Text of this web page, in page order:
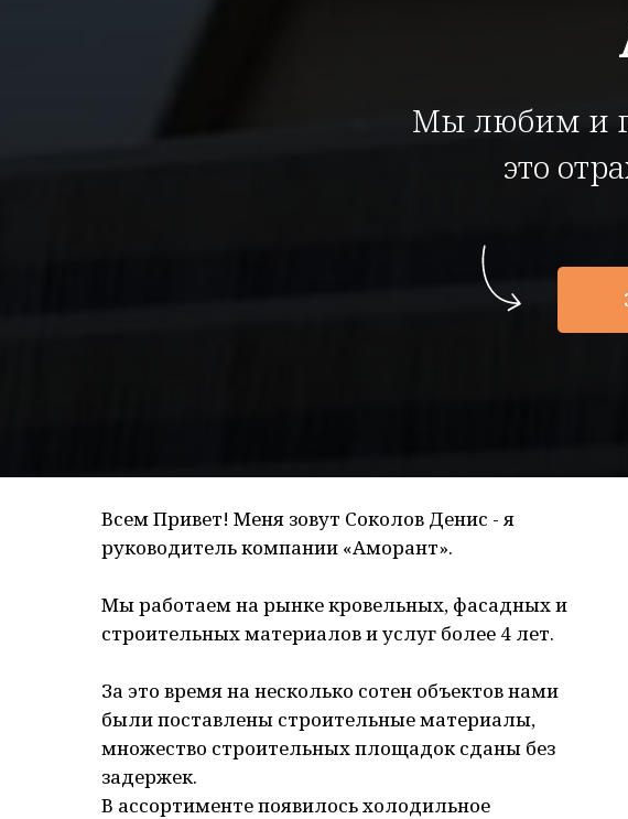
Мы любим и
это
Всем Привет! Меня зовут Соколов Денис - я
руководитель компании «Аморант».
Мы работаем на рынке кровельных, фасадных и
строительных материалов и услуг более 4 лет.
За это время на несколько сотен объектов нами
были поставлены строительные материалы,
множество строительных площадок сданы без
задержек.
В ассортименте появилось холодильное